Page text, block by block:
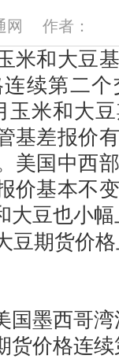
网 作者：
和大豆基
续第二
玉米和大
基差报价
美国中西
价基本不
大豆也小
期货价
墨西哥湾
货价格连